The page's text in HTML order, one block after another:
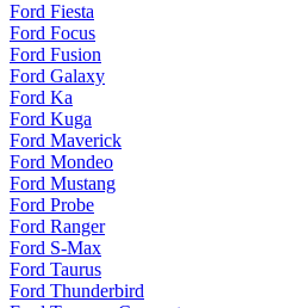
Ford Fiesta
Ford Focus
Ford Fusion
Ford Galaxy
Ford Ka
Ford Kuga
Ford Maverick
Ford Mondeo
Ford Mustang
Ford Probe
Ford Ranger
Ford S-Max
Ford Taurus
Ford Thunderbird